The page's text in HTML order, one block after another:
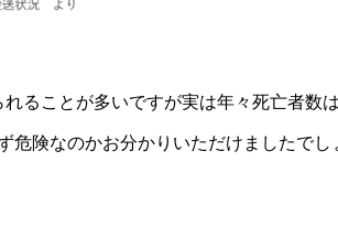
ることが多いですが実は年々死亡者数
険なのかお分かりいただけましたでし